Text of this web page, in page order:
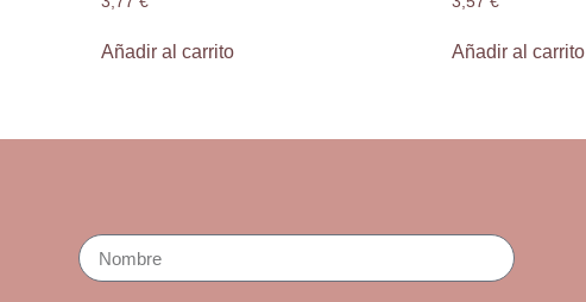
Añadir al carrito Añadir al carrito